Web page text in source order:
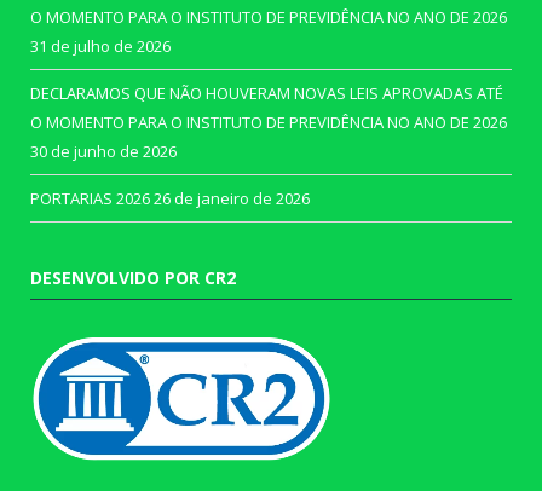
O MOMENTO PARA O INSTITUTO DE PREVIDÊNCIA NO ANO DE 2026
31 de julho de 2026
DECLARAMOS QUE NÃO HOUVERAM NOVAS LEIS APROVADAS ATÉ
O MOMENTO PARA O INSTITUTO DE PREVIDÊNCIA NO ANO DE 2026
30 de junho de 2026
PORTARIAS 202626 de janeiro de 2026
DESENVOLVIDO POR CR2